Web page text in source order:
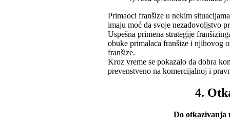
Primaoci franšize u nekim
imaju moć da svoje nezadovoljstvo
Uspešna primena strategije
obuke primalaca franšize i njihovog
franšize.
Kroz vreme se pokazalo da dobra
prevenstveno na komercijalnoj i
4.
Do otkazivanja